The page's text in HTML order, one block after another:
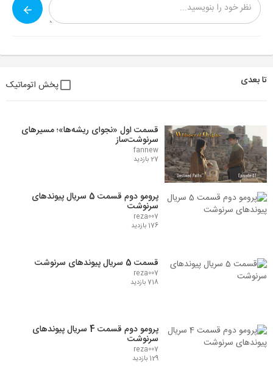
تا بعدی پخش اتوماتیک
قسمت اول «نجوای ریشه‌ها»؛ مسیرهای
سرنوشت‌ساز
fannew
27 بازدید
پرومو دوم قسمت 5 سریال پیوندهای
سرنوشت
reza007
176 بازدید
قسمت 5 سریال پیوندهای سرنوشت
reza007
718 بازدید
پرومو دوم قسمت 4 سریال پیوندهای
سرنوشت
reza007
129 بازدید